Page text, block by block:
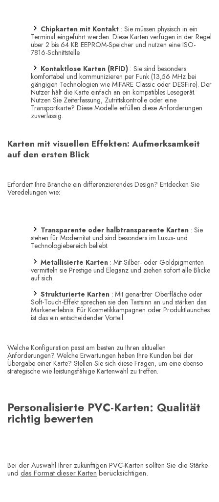
Chipkarten mit Kontakt : Sie müssen physisch in ein
Terminal eingeführt werden. Diese Karten verfügen in der Regel
über 2 bis 64 KB EEPROM-Speicher und nutzen eine ISO-
7816-Schnittstelle.
Kontaktlose Karten (RFID) : Sie sind besonders
komfortabel und kommunizieren per Funk (13,56 MHz bei
gängigen Technologien wie MIFARE Classic oder DESFire). Der
Nutzer hält die Karte einfach an ein kompatibles Lesegerät.
Nutzen Sie Zeiterfassung, Zutrittskontrolle oder eine
Transportkarte? Diese Modelle erfüllen diese Anforderungen
zuverlässig.
Karten mit visuellen Effekten: Aufmerksamkeit
auf den ersten Blick
Erfordert Ihre Branche ein differenzierendes Design? Entdecken Sie
Veredelungen wie:
Transparente oder halbtransparente Karten : Sie
stehen für Modernität und sind besonders im Luxus- und
Technologiebereich beliebt.
Metallisierte Karten : Mit Silber- oder Goldpigmenten
vermitteln sie Prestige und Eleganz und ziehen sofort alle Blicke
auf sich.
Strukturierte Karten : Mit genarbter Oberfläche oder
Soft-Touch-Effekt sprechen sie den Tastsinn an und stärken das
Markenerlebnis. Für Kosmetikkampagnen oder Produktlaunches
ist das ein entscheidender Vorteil.
Welche Konfiguration passt am besten zu Ihren aktuellen
Anforderungen? Welche Erwartungen haben Ihre Kunden bei der
Übergabe einer Karte? Stellen Sie sich diese Fragen, um eine ebenso
strategische wie leistungsfähige Kartenwahl zu treffen.
Personalisierte PVC-Karten: Qualität
richtig bewerten
Bei der Auswahl Ihrer zukünftigen PVC-Karten sollten Sie die Stärke
und das Format dieser Kartenberücksichtigen.